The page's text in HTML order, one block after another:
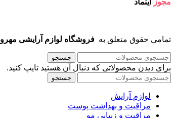
تمامی حقوق متعلق به فروشگاه لوازم آرایشی مهرو
جستجو
برای دیدن محصولاتی که دنبال آن هستید تایپ کنید.
جستجو
لوازم آرایش
مراقبت و بهداشت پوست
مراقبت و زیبایی مو